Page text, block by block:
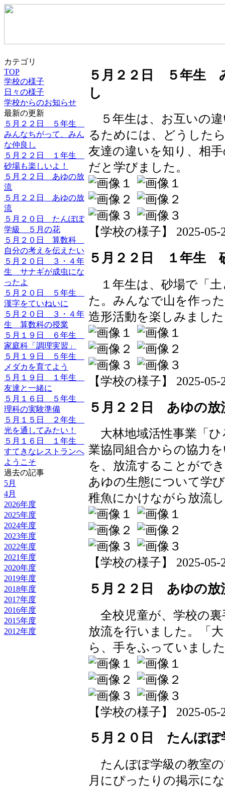
カテゴリ
TOP
学校の様子
日々の様子
学校からのお知らせ
最新の更新
５月２２日 ５年生
みんなちがって、みん
な仲良し
５月２２日 １年生
砂場も楽しいよ！
５月２２日 あゆの放
流
５月２２日 あゆの放
流
５月２０日 たんぽぽ
学級 ５月の花
５月２０日 算数科
自分の考えを伝えたい
５月２０日 ３・４年
生 サナギが成虫にな
ったよ
５月２０日 ５年生
漢字をていねいに
５月２０日 ３・４年
生 算数科の授業
５月１９日 ６年生
家庭科「調理実習」
５月１９日 ５年生
メダカを育てよう
５月１９日 １年生
友達と一緒に
５月１６日 ５年生
理科の実験準備
５月１５日 ２年生
光を通してみたい！
５月１６日 １年生
すてきなレストランへ
ようこそ
過去の記事
5月
4月
2026年度
2025年度
2024年度
2023年度
2022年度
2021年度
2020年度
2019年度
2018年度
2017年度
2016年度
2015年度
2012年度
５月２２日 ５年生
し
５年生は、お互いの
るためには、どうした
友達の違いを知り、相
だと学びました。
【学校の様子】 2025-05-
５月２２日 １年生
１年生は、砂場で「
た。みんなで山を作っ
造形活動を楽しみまし
【学校の様子】 2025-05-
５月２２日 あゆの放
大林地域活性事業「ひ
業協同組合からの協力
を、放流することがで
あゆの生態について学
稚魚にかけながら放流
【学校の様子】 2025-05-
５月２２日 あゆの放
全校児童が、学校の
放流を行いました。「
ら、手をふっていまし
【学校の様子】 2025-05-
５月２０日 たんぽ
たんぽぽ学級の教室
月にぴったりの掲示に